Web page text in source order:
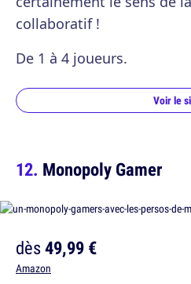
collaboratif !
De 1 à 4 joueurs.
Voir le
Monopoly Gamer
dès49,99 €
Amazon